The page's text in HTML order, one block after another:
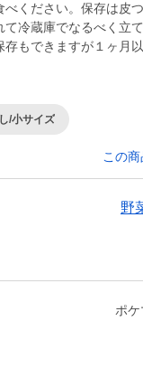
べください。保存は皮
冷蔵庫でなるべく立
存もできますが１ヶ月
/小サイズ
この
野
ポ